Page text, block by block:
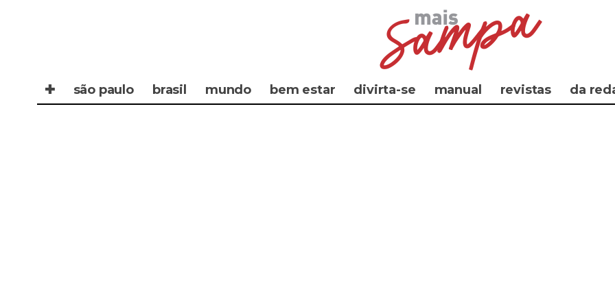
✚ são paulo brasil mundo bem estar divirta-se manual revistas da